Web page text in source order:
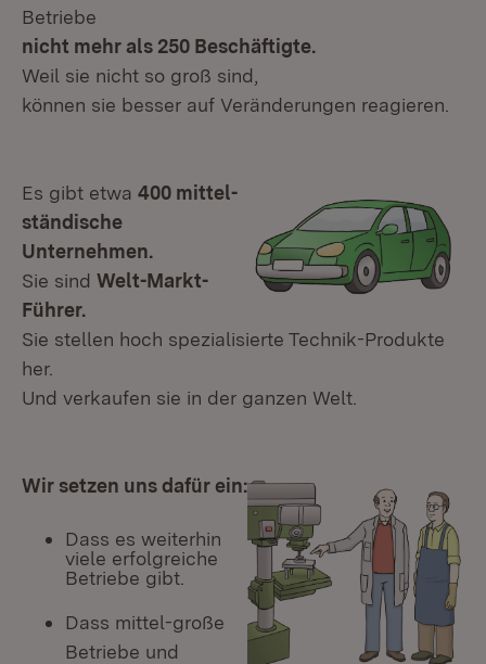
Betriebe
nicht mehr als 250 Beschäftigte.
Weil sie nicht so groß sind,
können sie besser auf Veränderungen reagieren.
Es gibt etwa 400 mittel-
ständische
Unternehmen.
Sie sind Welt-Markt-
Führer.
Sie stellen hoch spezialisierte Technik-Produkte
her.
Und verkaufen sie in der ganzen Welt.
Wir setzen uns dafür ein:
Dass es weiterhin
viele erfolgreiche
Betriebe gibt.
Dass mittel-große
Betriebe und